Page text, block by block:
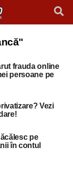
frauda online
persoane pe
Vezi
pe
în contul